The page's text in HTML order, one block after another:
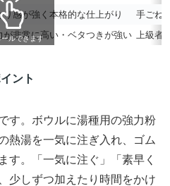
り感が強く本格的な仕上がり
手ごね
が非常に高い・ベタつきが強い 上級者
ールできます
ント
す。ボウルに湯種用の強力粉
熱湯を一気に注ぎ入れ、ゴム
す。「一気に注ぐ」「素早く
少しずつ加えたり時間をかけ